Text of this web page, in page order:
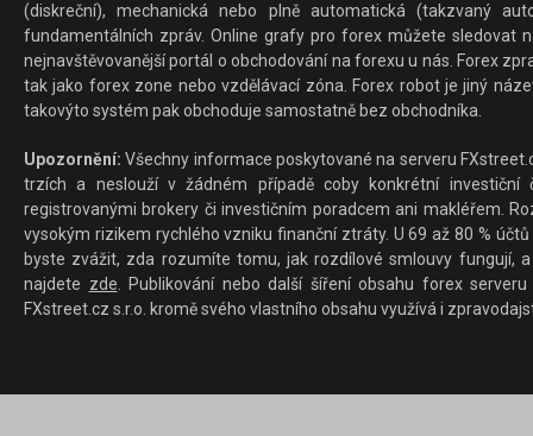
(diskreční), mechanická nebo plně automatická (takzvaný
fundamentálních zpráv. Online grafy pro forex můžete sledovat
nejnavštěvovanější portál o obchodování na forexu u nás. Forex
tak jako forex zone nebo vzdělávací zóna. Forex robot je jiný
takovýto systém pak obchoduje samostatně bez obchodníka.
Upozornění: Všechny informace poskytované na serveru
trzích a neslouží v žádném případě coby konkrétní investiční
registrovanými brokery či investičním poradcem ani makléřem.
vysokým rizikem rychlého vzniku finanční ztráty. U 69 až 80 %
byste zvážit, zda rozumíte tomu, jak rozdílové smlouvy fungují,
najdete zde. Publikování nebo další šíření obsahu forex
FXstreet.cz s.r.o. kromě svého vlastního obsahu využívá i